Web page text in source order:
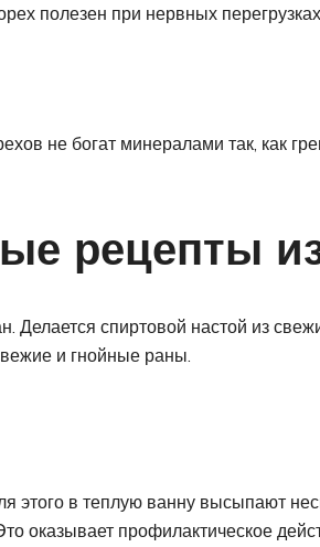
полезен при нервных
не богат минералами так, как
рецепты
Делается спиртовой настой из
и гнойные раны.
этого в теплую ванну высыпают
оказывает профилактическое